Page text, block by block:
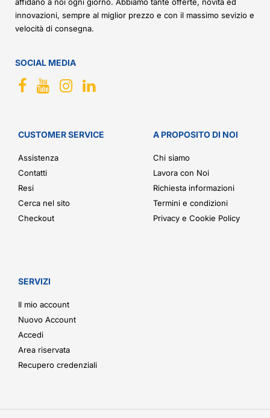
affidano a noi ogni giorno. Abbiamo tante offerte, novità ed
innovazioni, sempre al miglior prezzo e con il massimo sevizio e
velocità di consegna.
SOCIAL MEDIA
CUSTOMER SERVICE
Assistenza
Contatti
Resi
Cerca nel sito
Checkout
A PROPOSITO DI NOI
Chi siamo
Lavora con Noi
Richiesta informazioni
Termini e condizioni
Privacy e Cookie Policy
SERVIZI
Il mio account
Nuovo Account
Accedi
Area riservata
Recupero credenziali